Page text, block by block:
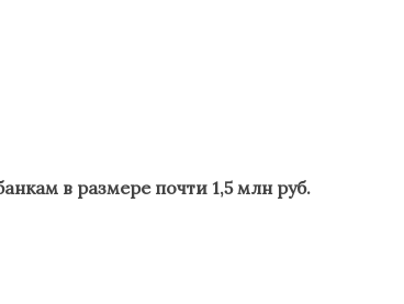
в размере почти 1,5 млн руб.